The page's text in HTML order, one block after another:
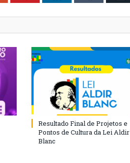
Resultado Final de Projetos e
Pontos de Cultura da Lei Aldir
Blanc